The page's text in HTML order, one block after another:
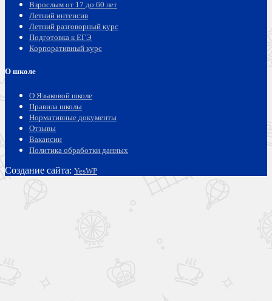
Взрослым от 17 до 60 лет
Летний интенсив
Летний разговорный курс
Подготовка к ЕГЭ
Корпоративный курс
О школе
О Языковой школе
Правила школы
Нормативные документы
Отзывы
Вакансии
Политика обработки данных
Создание сайта: YesWP